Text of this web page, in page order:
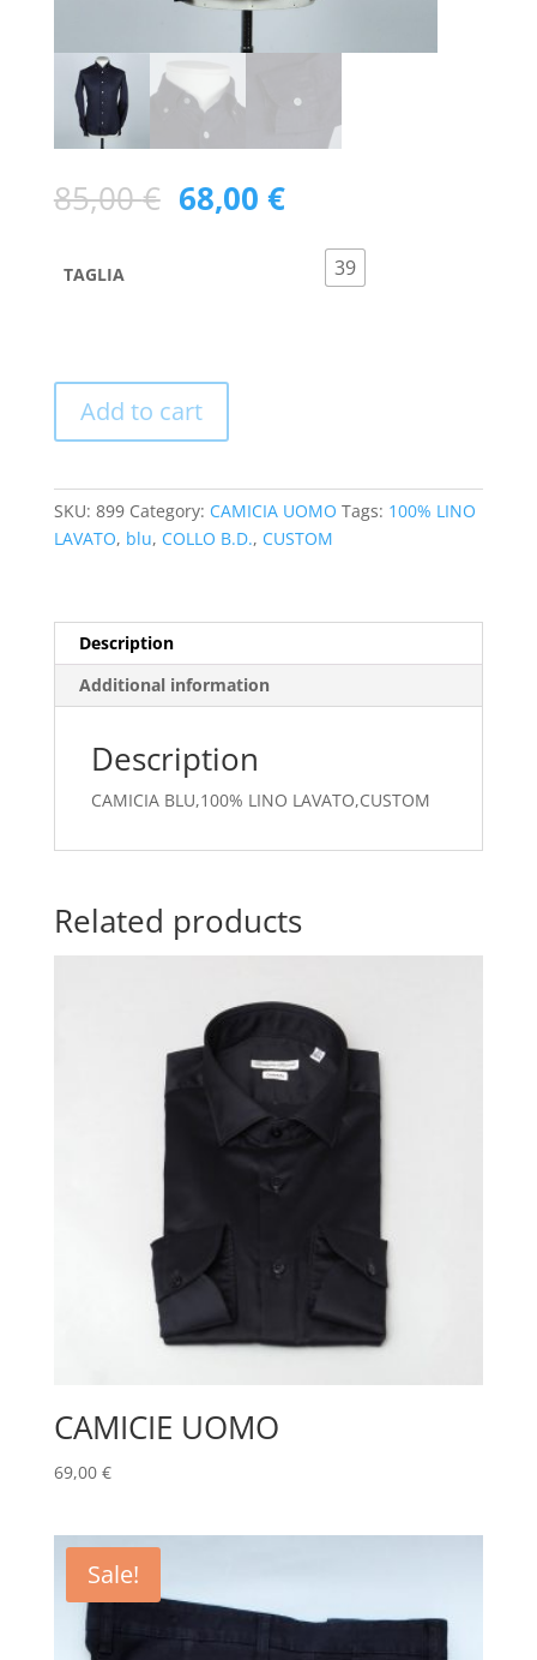
85,00€ 68,00 €
TAGLIA 39
Add to cart
SKU: 899 Category: CAMICIA UOMO Tags: 100% LINO
LAVATO, blu, COLLO B.D., CUSTOM
Description
Additional information
Description
CAMICIA BLU,100% LINO LAVATO,CUSTOM
Related products
CAMICIE UOMO
69,00 €
Sale!